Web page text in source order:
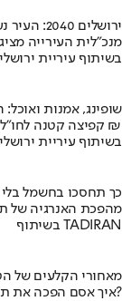
ירושלים 2040: העיר נערכת ל- 1.5 מליון תושבים
מנכ"לית העירייה
בשיתוף עיריית
שופינג, אמנות
קפיצה קטנה לחו"ל: טיילת חדשה, מיצגי אמנות, וכיכרות משופצות בהשקעה של 100 מיליון ₪
בשיתוף עיריית
כך תחסכו בחשמל בלי
מהפכת האנרגיה של
בשיתוף TADIRAN
מאחורי הקלעים של
איך אסם הפכה את תקופת הצנע והמחסור הקשה של שנות ה-40 למותג לאומי?